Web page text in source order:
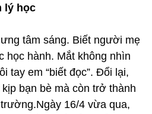
lý học
tâm sáng. Biết người mẹ
học hành. Mắt không nhìn
tay em “biết đọc”. Đổi lại,
bạn bè mà còn trở thành
16/4 vừa qua,